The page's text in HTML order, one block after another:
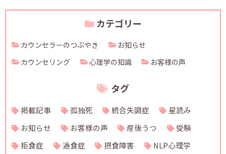
カテゴリー
カウンセラーのつぶやき
お知らせ
カウンセリング
心理学の知識 お客様の声
タグ
掲載記事 孤独死 統合失調症
星読み
お知らせ
お客様の声 産後うつ
受験
拒食症
過食症 摂食障害
NLP心理学